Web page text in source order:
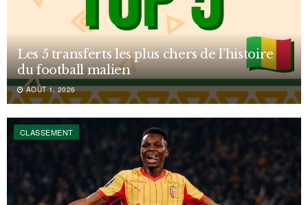
Les 5 transferts les plus chers de l’histoire
du football malien
AOÛT 1, 2026
CLASSEMENT